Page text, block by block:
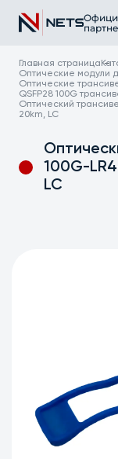
Главная страница
Оптические модули
Оптические
QSFP28 100G
Оптический
20km, LC
100G-
LC